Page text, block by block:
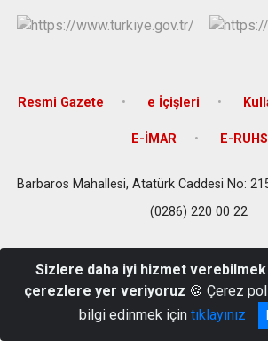
Resmi Gazete e İçişleri
E-İMAR E-
Barbaros Mahallesi, Atatürk Caddesi No:
(0286) 220 00 22
Sizlere daha iyi hizmet
çerezlere yer veriyoruz 🍪 Çerez
bilgi edinmek için tıklayınız